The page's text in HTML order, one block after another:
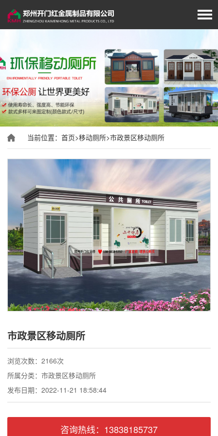
首页
厂家简介
岗亭展示
移动厕所
旗杆展示
垃圾分类房/亭
新闻资讯
当前位置： 首页>移动厕所>市政景区移动厕所
市政景区移动厕所
浏览次数：2166次
所属分类：市政景区移动厕所
发布日期：2022-11-21 18:58:44
咨询热线：13838185737